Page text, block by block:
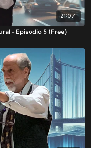
21:07
- Episodio 5 (Free)